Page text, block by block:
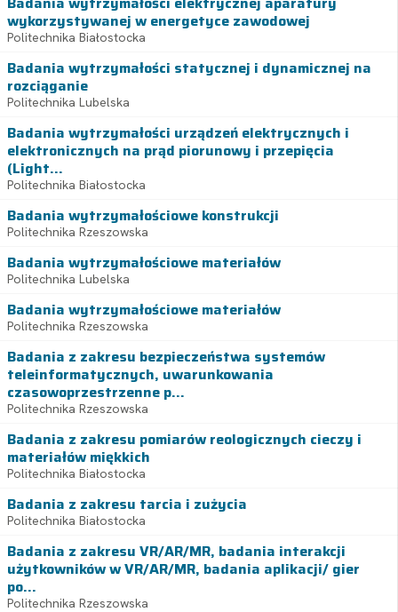
wykorzystywanej w energetyce zawodowej
Politechnika Białostocka
Badania wytrzymałości statycznej i dynamicznej na
rozciąganie
Politechnika Lubelska
Badania wytrzymałości urządzeń elektrycznych i
elektronicznych na prąd piorunowy i przepięcia
(Light...
Politechnika Białostocka
Badania wytrzymałościowe konstrukcji
Politechnika Rzeszowska
Badania wytrzymałościowe materiałów
Politechnika Lubelska
Badania wytrzymałościowe materiałów
Politechnika Rzeszowska
Badania z zakresu bezpieczeństwa systemów
teleinformatycznych, uwarunkowania
czasowoprzestrzenne p...
Politechnika Rzeszowska
Badania z zakresu pomiarów reologicznych cieczy i
materiałów miękkich
Politechnika Białostocka
Badania z zakresu tarcia i zużycia
Politechnika Białostocka
Badania z zakresu VR/AR/MR, badania interakcji
użytkowników w VR/AR/MR, badania aplikacji/ gier
po...
Politechnika Rzeszowska